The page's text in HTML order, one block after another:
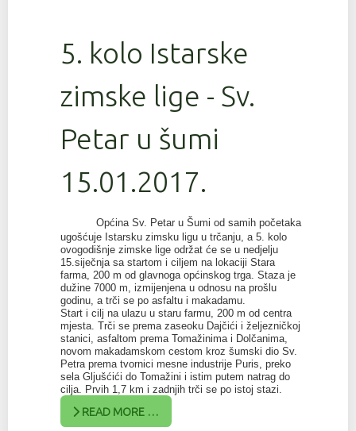
5. kolo Istarske
zimske lige - Sv.
Petar u šumi
15.01.2017.
Općina Sv. Petar u Šumi od samih početaka
ugošćuje Istarsku zimsku ligu u trčanju, a 5. kolo
ovogodišnje zimske lige održat će se u nedjelju
15.siječnja sa startom i ciljem na lokaciji Stara
farma, 200 m od glavnoga općinskog trga. Staza je
dužine 7000 m, izmijenjena u odnosu na prošlu
godinu, a trči se po asfaltu i makadamu.
Start i cilj na ulazu u staru farmu, 200 m od centra
mjesta. Trči se prema zaseoku Dajčići i željezničkoj
stanici, asfaltom prema Tomažinima i Dolčanima,
novom makadamskom cestom kroz šumski dio Sv.
Petra prema tvornici mesne industrije Puris, preko
sela Gljušćići do Tomažini i istim putem natrag do
cilja. Prvih 1,7 km i zadnjih trči se po istoj stazi.
READ MORE …